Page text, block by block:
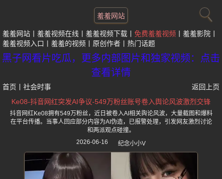
羞羞网站
羞羞网站 羞羞视频在线 羞羞视频下载 免费羞羞视频
羞羞影院
羞羞视频入口
羞羞的视频 原创作者 热门话题
黑子网看片吃瓜，更多内部图片和独家视频：点击
查看详情
首页 社会时事
返回上页
Ke08-抖音网红突发AI争议-549万粉丝账号卷入舆论风波激烈交锋
抖音网红Ke08拥有549万粉丝，近日被卷入AI相关舆论风波，大量截图和爆料
在平台传播。当事人回应部分内容为AI伪造，已报警处理，引发网友激烈讨论
和两派观点碰撞。
2026-06-16
纪念小小V